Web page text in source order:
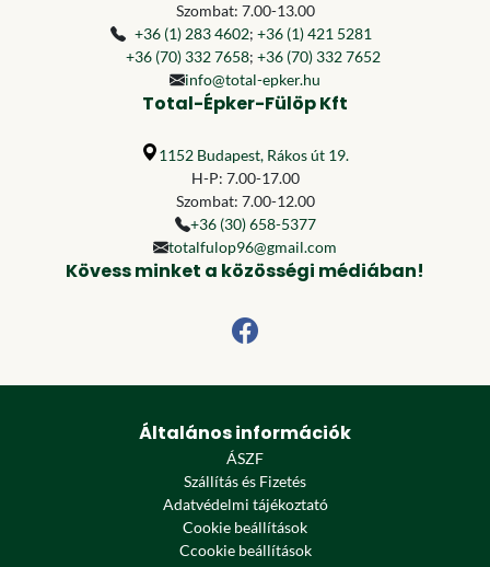
Szombat: 7.00-13.00
+36 (1) 283 4602; +36 (1) 421 5281
+36 (70) 332 7658; +36 (70) 332 7652
info@total-epker.hu
Total-Épker-Fülöp Kft
1152 Budapest, Rákos út 19.
H-P: 7.00-17.00
Szombat: 7.00-12.00
+36 (30) 658-5377
totalfulop96@gmail.com
Kövess minket a közösségi médiában!
Általános információk
ÁSZF
Szállítás és Fizetés
Adatvédelmi tájékoztató
Cookie beállítások
Ccookie beállítások